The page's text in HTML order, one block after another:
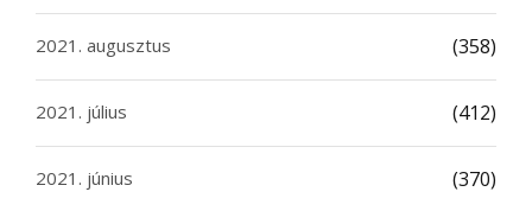
2021. augusztus (358)
2021. július (412)
2021. június (370)